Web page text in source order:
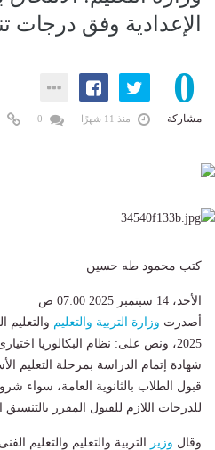
الإعدادية وفق
0
مشاركة منذ 11 شهرًا
كتب محمود طه حسين
الأحد، 14 سبتمبر 2025 07:00 ص
أصدرت وزارة التربية والتعليم
2025، ونص على: نظام البكالوريا
شهادة إتمام الدراسة بمرحلة التعليم
قبول الطلاب بالثانوية العامة، سواء
للدرجات اللازم للقبول المقرر
وقال وزير التربية والتعليم والتعليم